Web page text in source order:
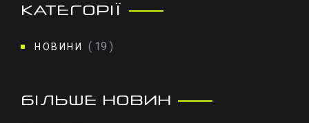
КАТЕГОРІЇ
НОВИНИ ( 19 )
БІЛЬШЕ НОВИН